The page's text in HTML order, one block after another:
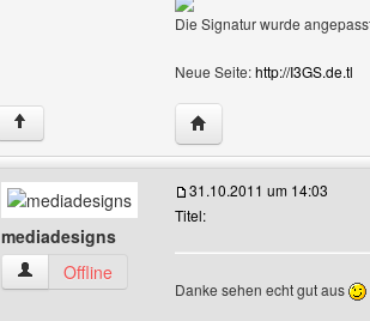
Die Signatur wurde
Neue Seite:http://I3GS.de.tl
↑ Website dieses
mediadesigns
mediadesigns Benutzer-Profile anzeigen
Offline
31.10.2011 um 14:03
Titel:
Danke sehen echt gut aus